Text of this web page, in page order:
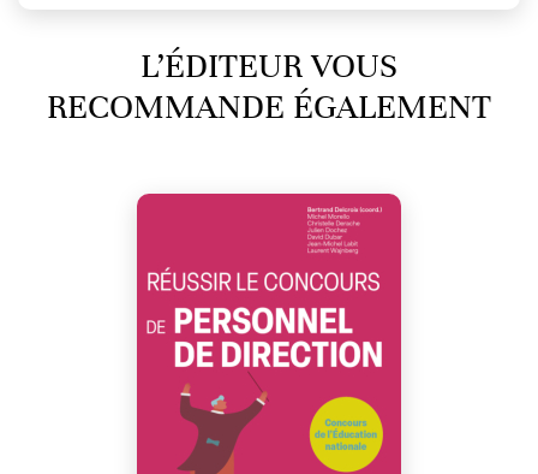
L’ÉDITEUR VOUS
RECOMMANDE ÉGALEMENT